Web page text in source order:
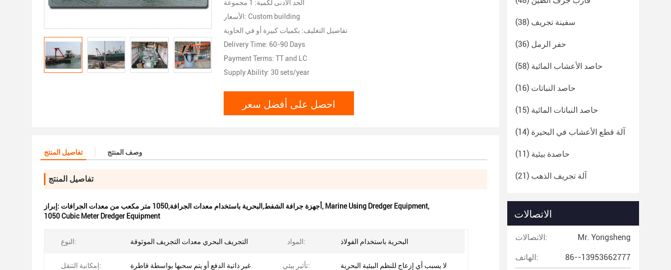
الحد الأدنى لكمية: 1 مجموعة
الأسعار: Custom building
تفاصيل التغليف: بكميات كبيرة أو في الحاوية
Delivery Time: 60-90 Days
Payment Terms: TT and LC
Supply Ability: 30 sets/year
احصل على أفضل سعر
تفاصيل المنتج وصف المنتج
تفاصيل المنتج
إبراز: أجهزة جرافة الشفط,البحرية باستخدام معدات الجرافة,1050 متر مكعب من معدات الجرافات , Marine Using Dredger Equipment,
1050 Cubic Meter Dredger Equipment
النوع: التجريف البحري معدات التجريف الموثوقة المواد: البحرية باستخدام الفولاذ
إمكانية التنقل: غير ذاتية الدفع أو يتم سحبها بواسطة قاطرة تأثير بيئي: لا يسبب أي إزعاج للنظم البيئية البحرية
سفينة تجريف (38)
حفر الرمل (36)
حاصد الأعشاب المائية (58)
حاصد النباتات (16)
حاصد النباتات المائية (15)
آلة قطع الأعشاب في البحيرة (14)
حاصدة بيئية (11)
آلة تجريف الذهب (21)
الاتصالات
الاتصالات: Mr. Yongsheng
الهاتف: 86--13953662777